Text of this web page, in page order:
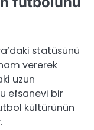
statüsünü
vererek
uzun
efsanevi bir
kültürünün